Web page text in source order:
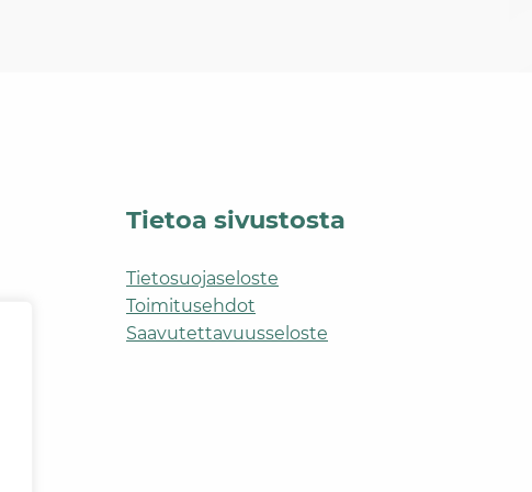
Tietoa sivustosta
Tietosuojaseloste
Toimitusehdot
Saavutettavuusseloste